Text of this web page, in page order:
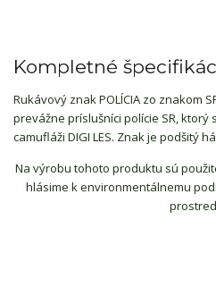
Kompletné
Rukávový znak POLÍCIA zo znakom
prevážne príslušníci polície SR,
camufláži DIGI LES. Znak je podšitý
Na výrobu tohoto produktu sú
hlásime k environmentálnemu